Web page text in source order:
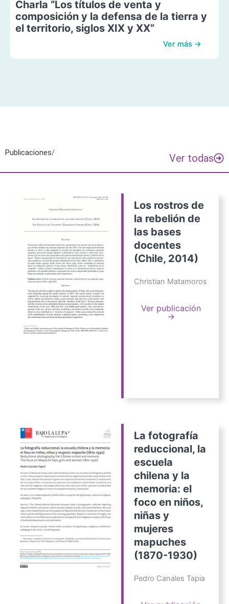
Charla “Los títulos de venta y
composición y la defensa de la tierra y
el territorio, siglos XIX y XX”
Ver más →
Publicaciones/ Ver todas
Los rostros de
la rebelión de
las bases
docentes
(Chile, 2014)
Christian Matamoros
Ver publicación
→
La fotografía
reduccional, la
escuela
chilena y la
memoria: el
foco en niños,
niñas y
mujeres
mapuches
(1870-1930)
Pedro Canales Tapia